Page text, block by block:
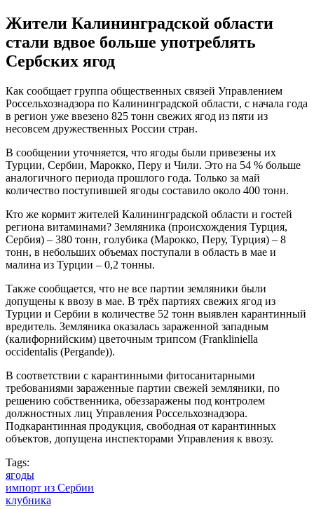
Жители Калининградской области
стали вдвое больше употреблять
Сербских ягод
Как сообщает группа общественных связей Управлением
Россельхознадзора по Калининградской области, с начала года
в регион уже ввезено 825 тонн свежих ягод из пяти из
несовсем дружественных России стран.
В сообщении уточняется, что ягоды были привезены их
Турции, Сербии, Марокко, Перу и Чили. Это на 54 % больше
аналогичного периода прошлого года. Только за май
количество поступившей ягоды составило около 400 тонн.
Кто же кормит жителей Калининградской области и гостей
региона витаминами? Земляника (происхождения Турция,
Сербия) – 380 тонн, голубика (Марокко, Перу, Турция) – 8
тонн, в небольших объемах поступали в область в мае и
малина из Турции – 0,2 тонны.
Также сообщается, что не все партии земляники были
допущены к ввозу в мае. В трёх партиях свежих ягод из
Турции и Сербии в количестве 52 тонн выявлен карантинный
вредитель. Земляника оказалась зараженной западным
(калифорнийским) цветочным трипсом (Frankliniella
occidentalis (Pergande)).
В соответствии с карантинными фитосанитарными
требованиями зараженные партии свежей земляники, по
решению собственника, обеззаражены под контролем
должностных лиц Управления Россельхознадзора.
Подкарантинная продукция, свободная от карантинных
объектов, допущена инспекторами Управления к ввозу.
Tags:
ягоды
импорт из Сербии
клубника